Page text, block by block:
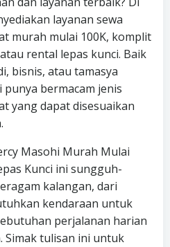
layanan sewa
murah mulai 100K, komplit
rental lepas kunci. Baik
bisnis, atau tamasya
bermacam jenis
yang dapat disesuaikan
Masohi Murah Mulai
Kunci ini sungguh-
kalangan, dari
kendaraan untuk
perjalanan harian
Simak tulisan ini untuk